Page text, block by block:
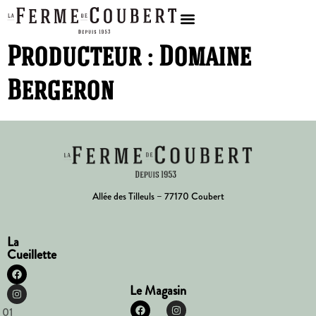
Producteur : Domaine
Bergeron
Allée des Tilleuls – 77170 Coubert
La
Cueillette
01
Le Magasin